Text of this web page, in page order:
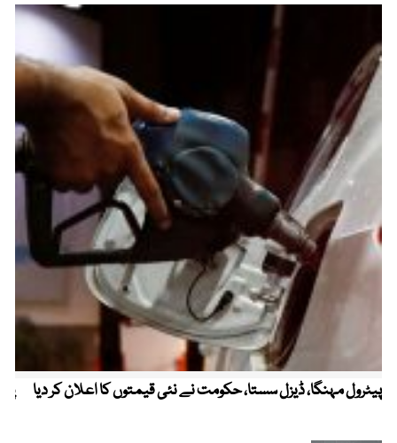
پیٹرول مہنگا، ڈیزل سستا، حکومت نے نئی قیمتوں کا اعلان کر دیا